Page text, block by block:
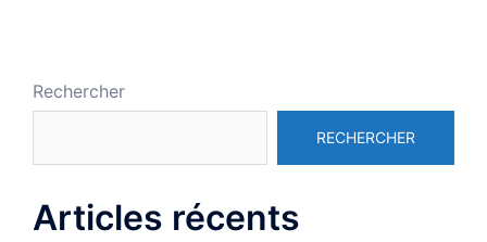
Rechercher
RECHERCHER
Articles récents